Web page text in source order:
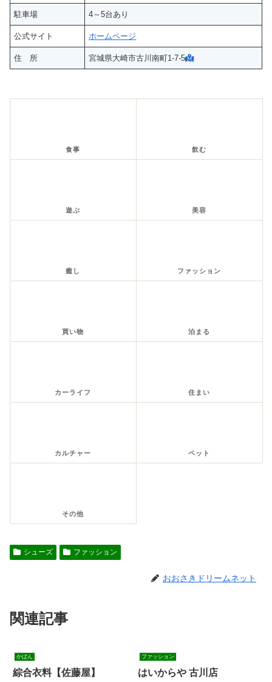
駐車場 4～5台あり
公式サイト ホームページ
住 所 宮城県大崎市古川南町1-7-5
食事 飲む
遊ぶ 美容
癒し ファッション
買い物 泊まる
カーライフ 住まい
カルチャー ペット
その他
シューズ ファッション
おおさきドリームネット
関連記事
かばん
綜合衣料【佐藤屋】
ファッション
はいからや 古川店